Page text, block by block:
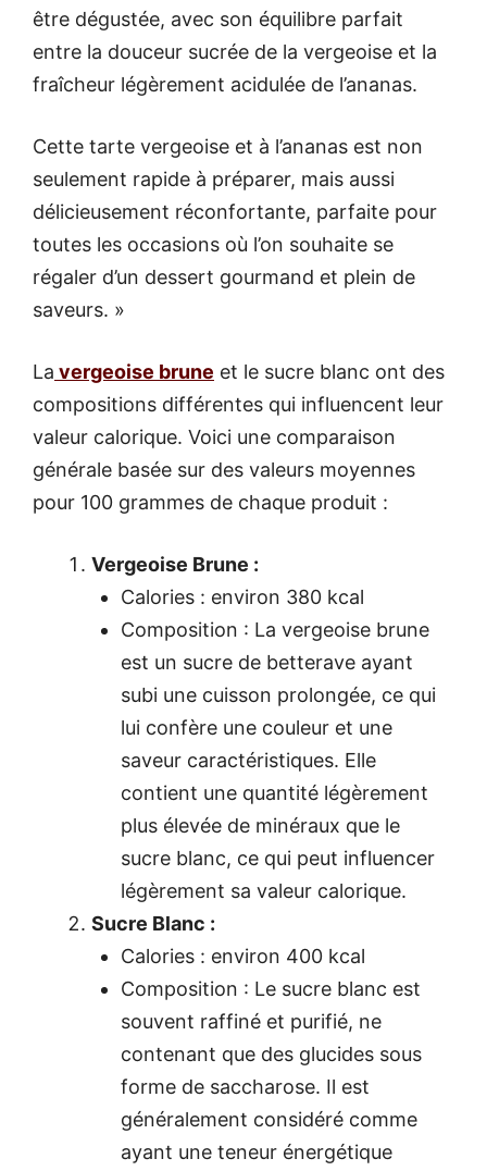
être dégustée, avec son équilibre parfait
entre la douceur sucrée de la vergeoise et la
fraîcheur légèrement acidulée de l’ananas.
Cette tarte vergeoise et à l’ananas est non
seulement rapide à préparer, mais aussi
délicieusement réconfortante, parfaite pour
toutes les occasions où l’on souhaite se
régaler d’un dessert gourmand et plein de
saveurs. »
La vergeoise brune et le sucre blanc ont des
compositions différentes qui influencent leur
valeur calorique. Voici une comparaison
générale basée sur des valeurs moyennes
pour 100 grammes de chaque produit :
Vergeoise Brune :
Calories : environ 380 kcal
Composition : La vergeoise brune
est un sucre de betterave ayant
subi une cuisson prolongée, ce qui
lui confère une couleur et une
saveur caractéristiques. Elle
contient une quantité légèrement
plus élevée de minéraux que le
sucre blanc, ce qui peut influencer
légèrement sa valeur calorique.
Sucre Blanc :
Calories : environ 400 kcal
Composition : Le sucre blanc est
souvent raffiné et purifié, ne
contenant que des glucides sous
forme de saccharose. Il est
généralement considéré comme
ayant une teneur énergétique